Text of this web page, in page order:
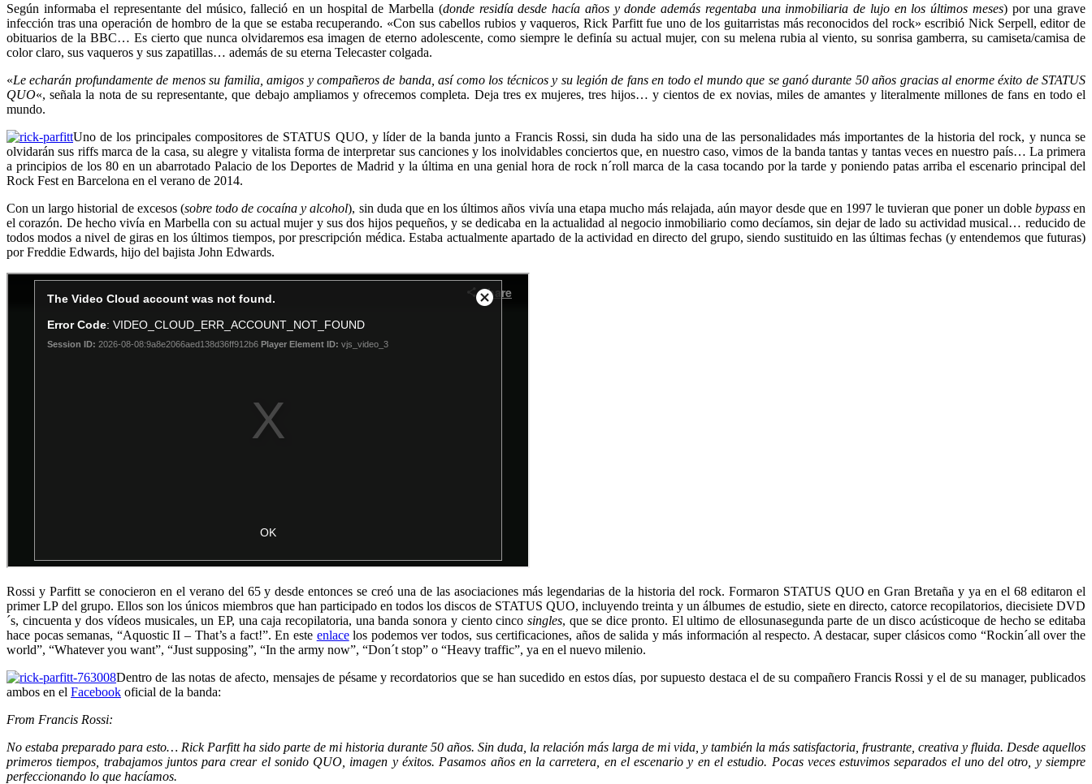
Según informaba el representante del músico, falleció en un hospital de Marbella (donde residía desde hacía años y donde además regentaba una inmobiliaria de lujo en los últimos meses) por una grave
infección tras una operación de hombro de la que se estaba recuperando. «Con sus cabellos rubios y vaqueros, Rick Parfitt fue uno de los guitarristas más reconocidos del rock» escribió Nick Serpell, editor de
obituarios de la BBC… Es cierto que nunca olvidaremos esa imagen de eterno adolescente, como siempre le definía su actual mujer, con su melena rubia al viento, su sonrisa gamberra, su camiseta/camisa de
color claro, sus vaqueros y sus zapatillas… además de su eterna Telecaster colgada.
«Le echarán profundamente de menos su familia, amigos y compañeros de banda, así como los técnicos y su legión de fans en todo el mundo que se ganó durante 50 años gracias al enorme éxito de STATUS
QUO«, señala la nota de su representante, que debajo ampliamos y ofrecemos completa. Deja tres ex mujeres, tres hijos… y cientos de ex novias, miles de amantes y literalmente millones de fans en todo el
mundo.
Uno de los principales compositores de STATUS QUO, y líder de la banda junto a Francis Rossi, sin duda ha sido una de las personalidades más importantes de la historia del rock, y nunca se
olvidarán sus riffs marca de la casa, su alegre y vitalista forma de interpretar sus canciones y los inolvidables conciertos que, en nuestro caso, vimos de la banda tantas y tantas veces en nuestro país… La primera
a principios de los 80 en un abarrotado Palacio de los Deportes de Madrid y la última en una genial hora de rock n´roll marca de la casa tocando por la tarde y poniendo patas arriba el escenario principal del
Rock Fest en Barcelona en el verano de 2014.
Con un largo historial de excesos (sobre todo de cocaína y alcohol), sin duda que en los últimos años vivía una etapa mucho más relajada, aún mayor desde que en 1997 le tuvieran que poner un doble bypassen
el corazón. De hecho vivía en Marbella con su actual mujer y sus dos hijos pequeños, y se dedicaba en la actualidad al negocio inmobiliario como decíamos, sin dejar de lado su actividad musical… reducido de
todos modos a nivel de giras en los últimos tiempos, por prescripción médica. Estaba actualmente apartado de la actividad en directo del grupo, siendo sustituido en las últimas fechas (y entendemos que futuras)
por Freddie Edwards, hijo del bajista John Edwards.
Rossi y Parfitt se conocieron en el verano del 65 y desde entonces se creó una de las asociaciones más legendarias de la historia del rock. Formaron STATUS QUO en Gran Bretaña y ya en el 68 editaron el
primer LP del grupo. Ellos son los únicos miembros que han participado en todos los discos de STATUS QUO, incluyendo treinta y un álbumes de estudio, siete en directo, catorce recopilatorios, diecisiete DVD
´s, cincuenta y dos vídeos musicales, un EP, una caja recopilatoria, una banda sonora y ciento cinco singles, que se dice pronto. El ultimo de ellosunasegunda parte de un disco acústicoque de hecho se editaba
hace pocas semanas, “Aquostic II – That’s a fact!”. En este enlacelos podemos ver todos, sus certificaciones, años de salida y más información al respecto. A destacar, super clásicos como “Rockin´all over the
world”, “Whatever you want”, “Just supposing”, “In the army now”, “Don´t stop” o “Heavy traffic”, ya en el nuevo milenio.
Dentro de las notas de afecto, mensajes de pésame y recordatorios que se han sucedido en estos días, por supuesto destaca el de su compañero Francis Rossi y el de su manager, publicados
ambos en el Facebook oficial de la banda:
From Francis Rossi:
No estaba preparado para esto… Rick Parfitt ha sido parte de mi historia durante 50 años. Sin duda, la relación más larga de mi vida, y también la más satisfactoria, frustrante, creativa y fluida. Desde aquellos
primeros tiempos, trabajamos juntos para crear el sonido QUO, imagen y éxitos. Pasamos años en la carretera, en el escenario y en el estudio. Pocas veces estuvimos separados el uno del otro, y siempre
perfeccionando lo que hacíamos.